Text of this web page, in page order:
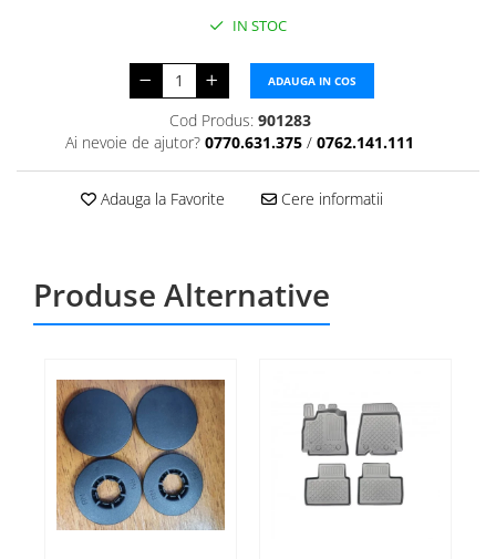
IN STOC
ADAUGA IN COS
Cod Produs: 901283
Ai nevoie de ajutor? 0770.631.375 / 0762.141.111
Adauga la Favorite Cere informatii
Produse Alternative